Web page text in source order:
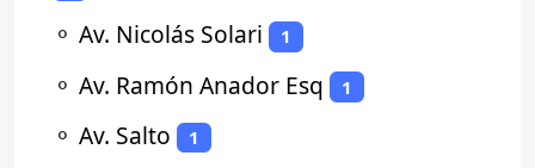
⚬ Av. Nicolás Solari 1
⚬ Av. Ramón Anador Esq 1
⚬ Av. Salto 1